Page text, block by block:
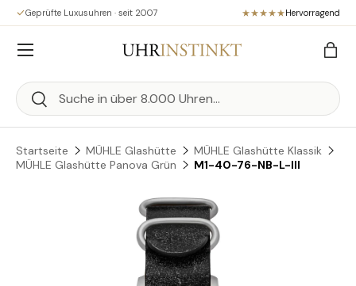
Direkt zum Inhalt
Geprüfte Luxusuhren · seit 2007 Hervorragend
Suchen
Suchen
Menü
Startseite MÜHLE Glashütte
MÜHLE Glashütte Klassik
MÜHLE Glashütte Panova Grün
M1-40-76-NB-L-III
Zu Produktinformationen springen